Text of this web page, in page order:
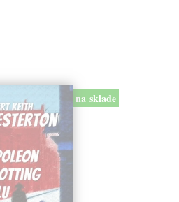
na sklade